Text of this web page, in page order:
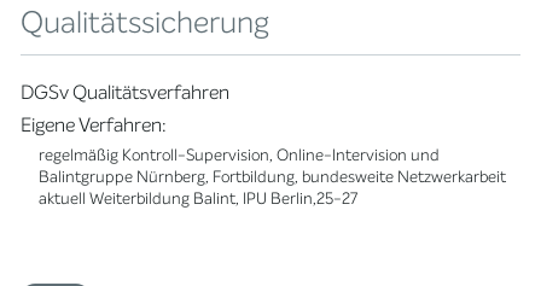
Qualitätssicherung
DGSv Qualitätsverfahren
Eigene Verfahren:
regelmäßig Kontroll-Supervision, Online-Intervision und
Balintgruppe Nürnberg, Fortbildung, bundesweite Netzwerkarbeit
aktuell Weiterbildung Balint, IPU Berlin,25-27